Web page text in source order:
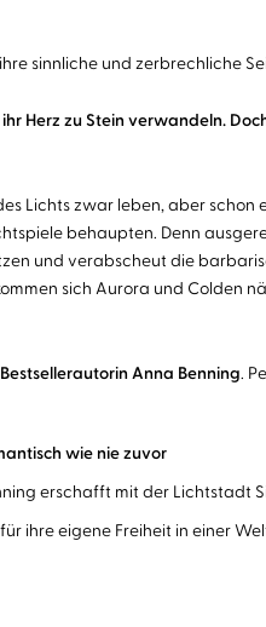
sinnliche und zerbrechliche
Herz zu Stein verwandeln.
Lichts zwar leben, aber
behaupten. Denn
und verabscheut die
sich Aurora und
Anna Benning.
wie nie zuvor
erschafft mit der Lichtstadt
ihre eigene Freiheit in einer